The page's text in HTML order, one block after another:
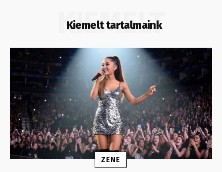
Kiemelt tartalmaink
KIEMELT
ZENE